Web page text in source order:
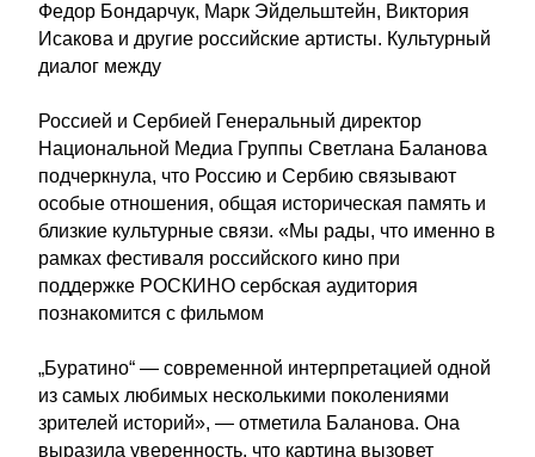
Федор Бондарчук, Марк Эйдельштейн, Виктория
Исакова и другие российские артисты. Культурный
диалог между
Россией и Сербией Генеральный директор
Национальной Медиа Группы Светлана Баланова
подчеркнула, что Россию и Сербию связывают
особые отношения, общая историческая память и
близкие культурные связи. «Мы рады, что именно в
рамках фестиваля российского кино при
поддержке РОСКИНО сербская аудитория
познакомится с фильмом
„Буратино“ — современной интерпретацией одной
из самых любимых несколькими поколениями
зрителей историй», — отметила Баланова. Она
выразила уверенность, что картина вызовет